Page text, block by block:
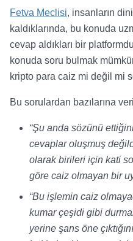
Fetva Meclisi, insanların
kaldıklarında, bu konuda
cevap aldıkları bir
konuda soru bulmak
kripto para caiz mi değil mi
Bu sorulardan bazılarına
“Şu anda sözünü
cevaplar oluşmuş
olarak birileri için kati
göre caiz olmayan bir
“Bu işlemin caiz
kumar çeşidi gibi
yerine şans öne